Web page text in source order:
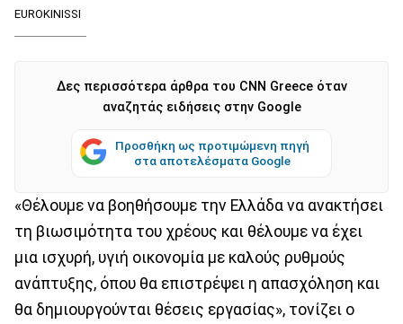
EUROKINISSI
Δες περισσότερα άρθρα του CNN Greece όταν
αναζητάς ειδήσεις στην Google
Προσθήκη ως προτιμώμενη πηγή
στα αποτελέσματα Google
«Θέλουμε να βοηθήσουμε την Ελλάδα να ανακτήσει
τη βιωσιμότητα του χρέους και θέλουμε να έχει
μια ισχυρή, υγιή οικονομία με καλούς ρυθμούς
ανάπτυξης, όπου θα επιστρέψει η απασχόληση και
θα δημιουργούνται θέσεις εργασίας», τονίζει ο